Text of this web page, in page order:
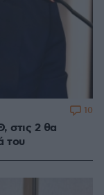
στις 2 θα
του
10